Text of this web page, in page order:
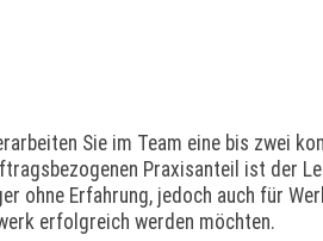
Sie im Team eine bis zwei
Praxisanteil ist der
ohne Erfahrung, jedoch auch für
erfolgreich werden möchten.